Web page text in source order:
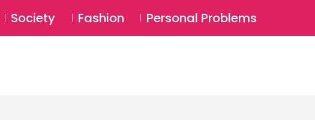
SUBSCRIBE Login ⚲
Society Fashion Personal Problems